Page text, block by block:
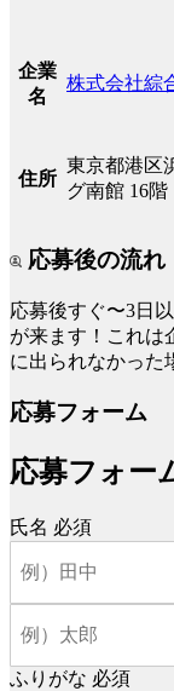
企業
名
株式会社綜
住所
東京都港区
グ南館 16階
応募後の流れ
応募後すぐ〜3日
が来ます！これは
に出られなかった
応募フォーム
応募フォー
氏名 必須
ふりがな 必須